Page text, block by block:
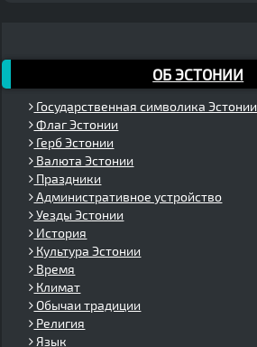
ОБ ЭСТОНИИ
Государственная символика Эстонии
Флаг Эстонии
Герб Эстонии
Валюта Эстонии
Праздники
Административное устройство
Уезды Эстонии
История
Культура Эстонии
Время
Климат
Обычаи традиции
Религия
Язык